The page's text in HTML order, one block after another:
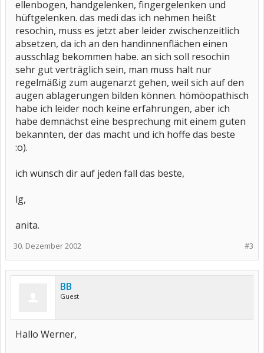
ellenbogen, handgelenken, fingergelenken und
hüftgelenken. das medi das ich nehmen heißt
resochin, muss es jetzt aber leider zwischenzeitlich
absetzen, da ich an den handinnenflächen einen
ausschlag bekommen habe. an sich soll resochin
sehr gut verträglich sein, man muss halt nur
regelmäßig zum augenarzt gehen, weil sich auf den
augen ablagerungen bilden können. hömöopathisch
habe ich leider noch keine erfahrungen, aber ich
habe demnächst eine besprechung mit einem guten
bekannten, der das macht und ich hoffe das beste
:o).
ich wünsch dir auf jeden fall das beste,
lg,
anita.
#3
30. Dezember 2002
BB
Guest
Hallo Werner,